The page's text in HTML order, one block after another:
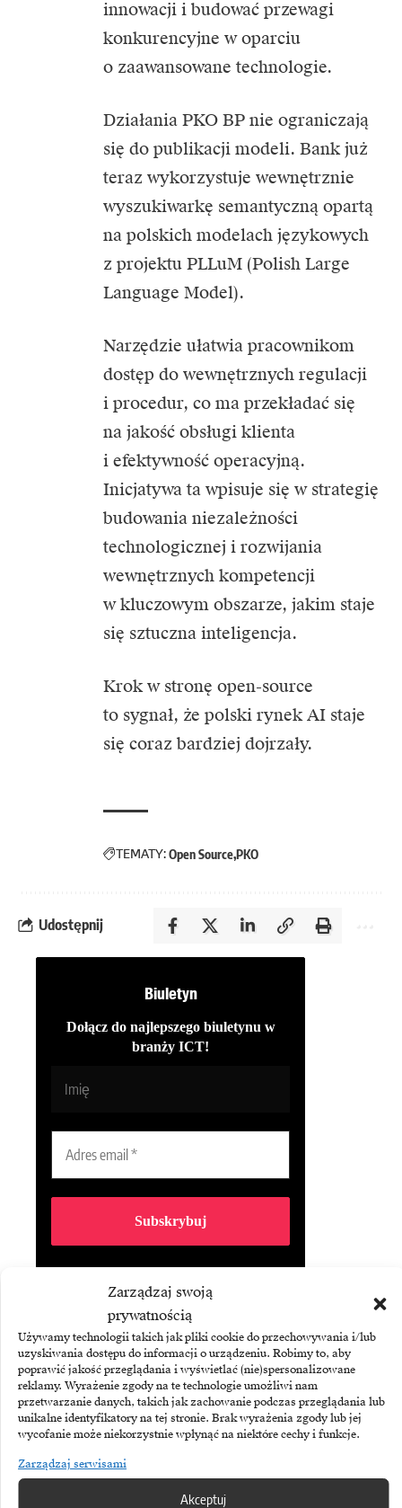
Zarządzaj swoją
prywatnością
Używamy technologii takich jak pliki cookie do przechowywania i/lub
uzyskiwania dostępu do informacji o urządzeniu. Robimy to, aby
poprawić jakość przeglądania i wyświetlać (nie)spersonalizowane
reklamy. Wyrażenie zgody na te technologie umożliwi nam
przetwarzanie danych, takich jak zachowanie podczas przeglądania lub
unikalne identyfikatory na tej stronie. Brak wyrażenia zgody lub jej
wycofanie może niekorzystnie wpłynąć na niektóre cechy i funkcje.
Zarządzaj serwisami
Akceptuj
innowacji i budować przewagi
konkurencyjne w oparciu
o zaawansowane technologie.
Działania PKO BP nie ograniczają
się do publikacji modeli. Bank już
teraz wykorzystuje wewnętrznie
wyszukiwarkę semantyczną opartą
na polskich modelach językowych
z projektu PLLuM (Polish Large
Language Model).
Narzędzie ułatwia pracownikom
dostęp do wewnętrznych regulacji
i procedur, co ma przekładać się
na jakość obsługi klienta
i efektywność operacyjną.
Inicjatywa ta wpisuje się w strategię
budowania niezależności
technologicznej i rozwijania
wewnętrznych kompetencji
w kluczowym obszarze, jakim staje
się sztuczna inteligencja.
Krok w stronę open-source
to sygnał, że polski rynek AI staje
się coraz bardziej dojrzały.
TEMATY:Open SourcePKO
Udostępnij
Biuletyn
Dołącz do najlepszego biuletynu w
branży ICT!
akceptujesz naszą politykę
prywatności.